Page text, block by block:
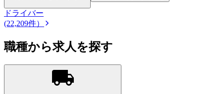
ドライバー
(22,209件）
職種から求人を探す